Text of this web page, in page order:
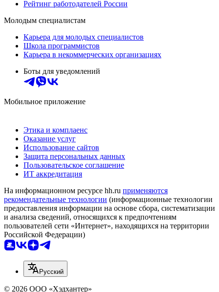
Рейтинг работодателей России
Молодым специалистам
Карьера для молодых специалистов
Школа программистов
Карьера в некоммерческих организациях
Боты для уведомлений
Мобильное приложение
Этика и комплаенс
Оказание услуг
Использование сайтов
Защита персональных данных
Пользовательское соглашение
ИТ аккредитация
На информационном ресурсе hh.ru применяются
рекомендательные технологии (информационные технологии
предоставления информации на основе сбора, систематизации
и анализа сведений, относящихся к предпочтениям
пользователей сети «Интернет», находящихся на территории
Российской Федерации)
Русский
© 2026 ООО «Хэдхантер»